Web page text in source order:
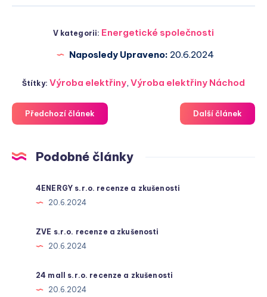
V kategorii: Energetické společnosti
Naposledy Upraveno: 20.6.2024
Štítky:Výroba elektřiny,Výroba elektřiny Náchod
Předchozí článek Další článek
Podobné články
4ENERGY s.r.o. recenze a zkušenosti
20.6.2024
ZVE s.r.o. recenze a zkušenosti
20.6.2024
24 mall s.r.o. recenze a zkušenosti
20.6.2024